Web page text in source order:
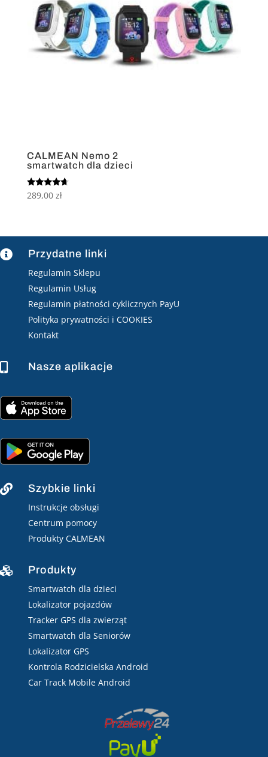
CALMEAN Nemo 2
smartwatch dla dzieci
Oceniono
4.50
289,00 zł
 Przydatne linki
Regulamin Sklepu
Regulamin Usług
Regulamin płatności cyklicznych PayU
Polityka prywatności i COOKIES
Kontakt
 Nasze aplikacje
 Szybkie linki
Instrukcje obsługi
Centrum pomocy
Produkty CALMEAN
 Produkty
Smartwatch dla dzieci
Lokalizator pojazdów
Tracker GPS dla zwierząt
Smartwatch dla Seniorów
Lokalizator GPS
Kontrola Rodzicielska Android
Car Track Mobile Android